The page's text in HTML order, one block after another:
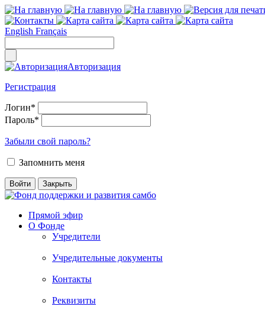
English Français
Авторизация
Регистрация
Логин*
Пароль*
Забыли свой пароль?
Запомнить меня
Прямой эфир
О Фонде
Учредители
Учредительные документы
Контакты
Реквизиты